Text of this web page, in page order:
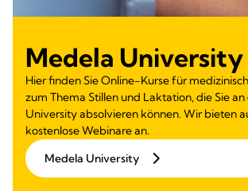
Medela University
Hier finden Sie Online-Kurse für
zum Thema Stillen und Laktation, die Sie
University absolvieren können. Wir bieten
kostenlose Webinare an.
Medela University